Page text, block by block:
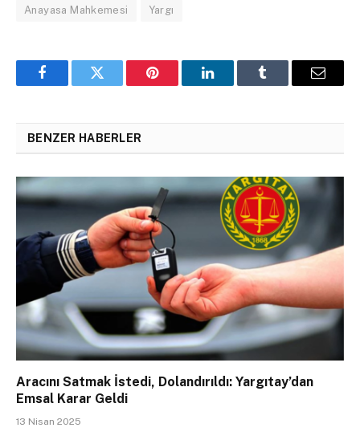
Anayasa Mahkemesi Yargı
FacebookTwitter Pinterest LinkedInTumblr Email
BENZER HABERLER
Aracını Satmak İstedi, Dolandırıldı: Yargıtay’dan
Emsal Karar Geldi
13 Nisan 2025